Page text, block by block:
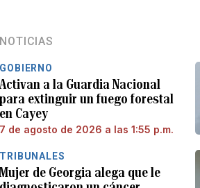
NOTICIAS
GOBIERNO
Activan a la Guardia Nacional
para extinguir un fuego forestal
en Cayey
7 de agosto de 2026 a las 1:55 p.m.
TRIBUNALES
Mujer de Georgia alega que le